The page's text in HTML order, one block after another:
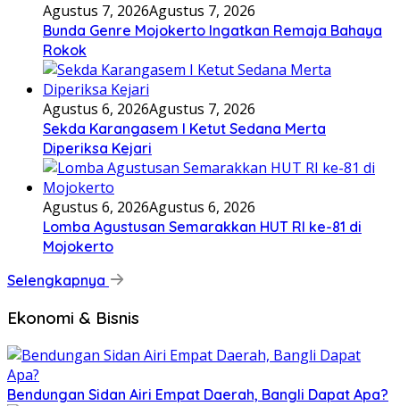
Agustus 7, 2026Agustus 7, 2026
Bunda Genre Mojokerto Ingatkan Remaja Bahaya
Rokok
Agustus 6, 2026Agustus 7, 2026
Sekda Karangasem I Ketut Sedana Merta
Diperiksa Kejari
Agustus 6, 2026Agustus 6, 2026
Lomba Agustusan Semarakkan HUT RI ke-81 di
Mojokerto
Selengkapnya
Ekonomi & Bisnis
Bendungan Sidan Airi Empat Daerah, Bangli Dapat Apa?